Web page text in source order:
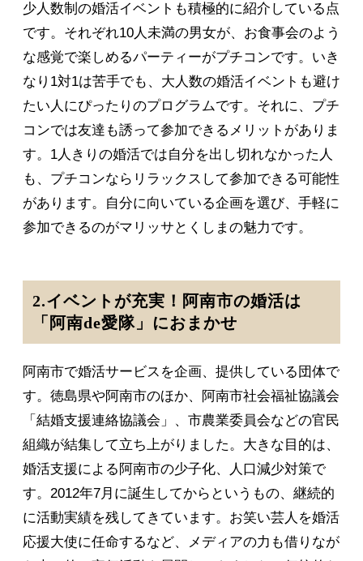
少人数制の婚活イベントも積極的に紹介している点
です。それぞれ10人未満の男女が、お食事会のよう
な感覚で楽しめるパーティーがプチコンです。いき
なり1対1は苦手でも、大人数の婚活イベントも避け
たい人にぴったりのプログラムです。それに、プチ
コンでは友達も誘って参加できるメリットがありま
す。1人きりの婚活では自分を出し切れなかった人
も、プチコンならリラックスして参加できる可能性
があります。自分に向いている企画を選び、手軽に
参加できるのがマリッサとくしまの魅力です。
2.イベントが充実！阿南市の婚活は
「阿南de愛隊」におまかせ
阿南市で婚活サービスを企画、提供している団体で
す。徳島県や阿南市のほか、阿南市社会福祉協議会
「結婚支援連絡協議会」、市農業委員会などの官民
組織が結集して立ち上がりました。大きな目的は、
婚活支援による阿南市の少子化、人口減少対策で
す。2012年7月に誕生してからというもの、継続的
に活動実績を残してきています。お笑い芸人を婚活
応援大使に任命するなど、メディアの力も借りなが